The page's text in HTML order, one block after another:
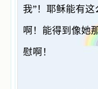
我”！耶稣能有
啊！能得到像她
慰啊！